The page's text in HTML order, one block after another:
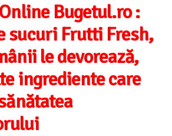
Bugetul.ro :
sucuri Frutti Fresh,
le devorează,
ingrediente care